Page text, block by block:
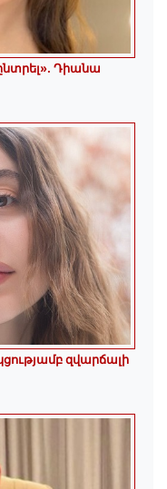
Դիանա
զվարճալի